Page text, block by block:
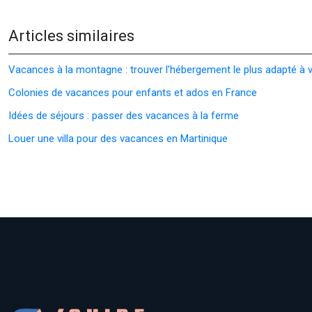
Articles similaires
Vacances à la montagne : trouver l’hébergement le plus adapté à
Colonies de vacances pour enfants et ados en France
Idées de séjours : passer des vacances à la ferme
Louer une villa pour des vacances en Martinique